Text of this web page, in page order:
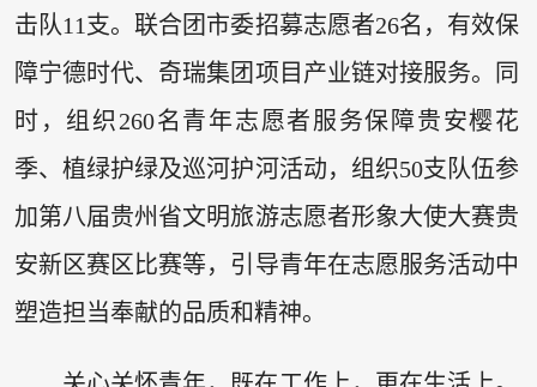
击队11支。联合团市委招募志愿者26名，有效保
障宁德时代、奇瑞集团项目产业链对接服务。同
时，组织260名青年志愿者服务保障贵安樱花
季、植绿护绿及巡河护河活动，组织50支队伍参
加第八届贵州省文明旅游志愿者形象大使大赛贵
安新区赛区比赛等，引导青年在志愿服务活动中
塑造担当奉献的品质和精神。